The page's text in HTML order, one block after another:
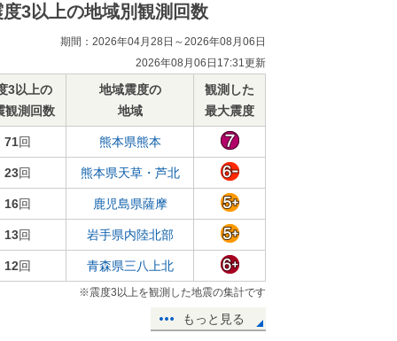
度3以上の地域別観測回数
期間：2026年04月28日～2026年08月06日
2026年08月06日17:31更新
3以上の
観測回数
地域震度の
地域
観測した
最大震度
71回 熊本県熊本
23回 熊本県天草・芦北
16回 鹿児島県薩摩
13回 岩手県内陸北部
12回 青森県三八上北
※震度3以上を観測した地震の集計です
もっと見る